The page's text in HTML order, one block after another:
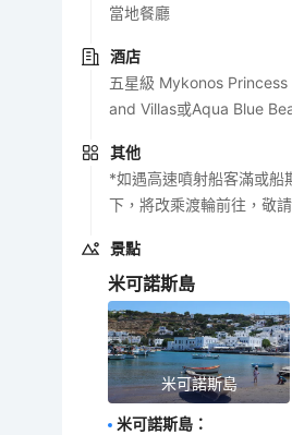
當地餐廳
酒店
五星級 Mykonos
and Villas或Aqua Blue
其他
*如遇高速噴射船客滿或船
下，將改乘渡輪前往，敬請
景點
米可諾斯島
米可諾斯島
米可諾斯島 ：